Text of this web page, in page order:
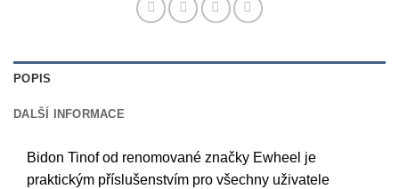
POPIS
DALŠÍ INFORMACE
Bidon Tinof od renomované značky Ewheel je
praktickým příslušenstvím pro všechny uživatele